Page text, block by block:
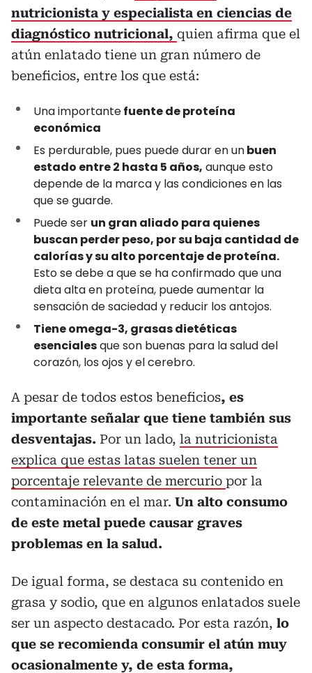
nutricionista y especialista en ciencias de
diagnóstico nutricional, quien afirma que el
atún enlatado tiene un gran número de
beneficios, entre los que está:
Una importantefuente de proteína
económica
Es perdurable, pues puede durar en unbuen
estado entre 2 hasta 5 años, aunque esto
depende de la marca y las condiciones en las
que se guarde.
Puede ser un gran aliado para quienes
buscan perder peso, por su baja cantidad de
calorías y su alto porcentaje de proteína.
Esto se debe a que se ha confirmado que una
dieta alta en proteína, puede aumentar la
sensación de saciedad y reducir los antojos.
Tiene omega-3, grasas dietéticas
esencialesque son buenas para la salud del
corazón, los ojos y el cerebro.
A pesar de todos estos beneficios, es
importante señalar que tiene también sus
desventajas. Por un lado, la nutricionista
explica que estas latas suelen tener un
porcentaje relevante de mercurio por la
contaminación en el mar. Un alto consumo
de este metal puede causar graves
problemas en la salud.
De igual forma, se destaca su contenido en
grasa y sodio, que en algunos enlatados suele
ser un aspecto destacado. Por esta razón, lo
que se recomienda consumir el atún muy
ocasionalmente y, de esta forma,